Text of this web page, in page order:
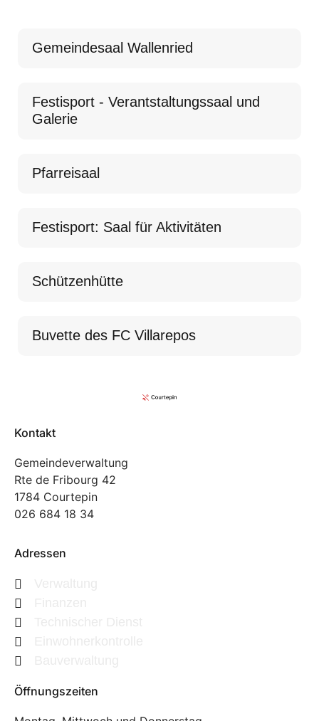
Gemeindesaal Wallenried
Festisport - Verantstaltungssaal und
Galerie
Pfarreisaal
Festisport: Saal für Aktivitäten
Schützenhütte
Buvette des FC Villarepos
Kontakt
Gemeindeverwaltung
Rte de Fribourg 42
1784 Courtepin
026 684 18 34
Adressen
Öffnungszeiten